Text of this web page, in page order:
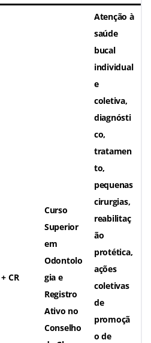
CR
Curso
Superior
em
Odontolo
gia e
Registro
Ativo no
Conselho
Atenção à
saúde
bucal
individual
e
coletiva,
diagnósti
co,
tratamen
to,
pequenas
cirurgias,
reabilitaç
ão
protética,
ações
coletivas
de
promoçã
o de